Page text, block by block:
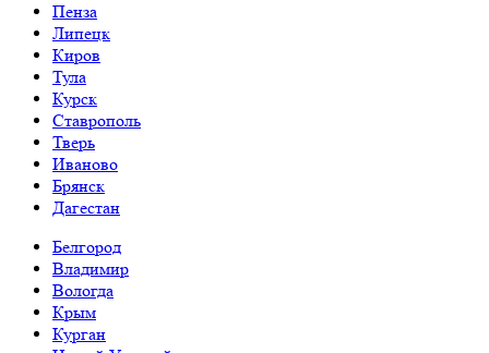
Пенза
Липецк
Киров
Тула
Курск
Ставрополь
Тверь
Иваново
Брянск
Дагестан
Белгород
Владимир
Вологда
Крым
Курган